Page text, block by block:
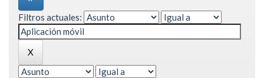
Filtros actuales: